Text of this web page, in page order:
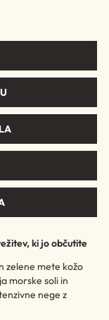
ki jo občutite
zelene mete kožo
morske soli in
nege z